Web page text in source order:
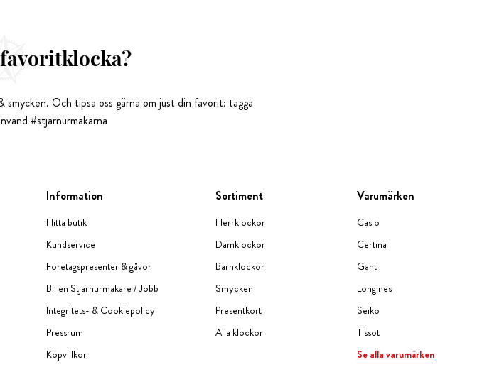
Och tipsa oss gärna om just din favorit: tagga
#stjarnurmakarna
Information
Hitta butik
Kundservice
Företagspresenter & gåvor
Bli en Stjärnurmakare / Jobb
Integritets- & Cookiepolicy
Pressrum
Köpvillkor
Sortiment
Herrklockor
Damklockor
Barnklockor
Smycken
Presentkort
Alla klockor
Varumärken
Casio
Certina
Gant
Longines
Seiko
Tissot
Se alla varumärken